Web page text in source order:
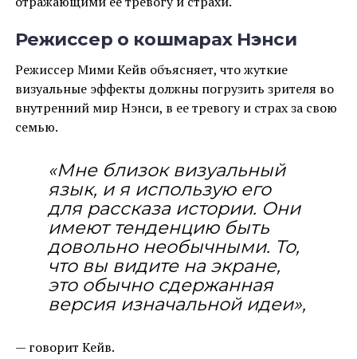
Режиссер о кошмарах Нэнси
Режиссер Мими Кейв объясняет, что жуткие
визуальные эффекты должны погрузить зрителя во
внутренний мир Нэнси, в ее тревогу и страх за свою
семью.
«Мне близок визуальный
язык, и я использую его
для рассказа истории. Они
имеют тенденцию быть
довольно необычными. То,
что вы видите на экране,
это обычно сдержанная
версия изначальной идеи»,
— говорит Кейв.